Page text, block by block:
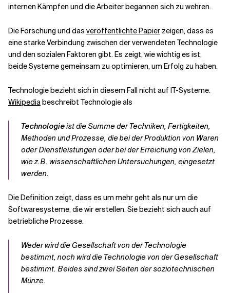
internen Kämpfen und die Arbeiter begannen sich zu wehren.
Die Forschung und das veröffentlichte Papier zeigen, dass es
eine starke Verbindung zwischen der verwendeten Technologie
und den sozialen Faktoren gibt. Es zeigt, wie wichtig es ist,
beide Systeme gemeinsam zu optimieren, um Erfolg zu haben.
Technologie bezieht sich in diesem Fall nicht auf IT-Systeme.
Wikipediabeschreibt Technologie als
Technologieist die Summe der Techniken, Fertigkeiten,
Methoden und Prozesse, die bei der Produktion von Waren
oder Dienstleistungen oder bei der Erreichung von Zielen,
wie z.B. wissenschaftlichen Untersuchungen, eingesetzt
werden.
Die Definition zeigt, dass es um mehr geht als nur um die
Softwaresysteme, die wir erstellen. Sie bezieht sich auch auf
betriebliche Prozesse.
Weder wird die Gesellschaft von der Technologie
bestimmt, noch wird die Technologie von der Gesellschaft
bestimmt. Beides sind zwei Seiten der soziotechnischen
Münze.